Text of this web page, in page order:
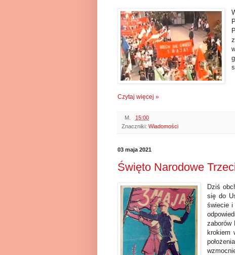
Czytaj więcej »
M.
15:00
Znaczniki: Wiadomości
03 maja 2021
Święto Narodowe
Dziś
się do
świecie i
zaborów
krokiem